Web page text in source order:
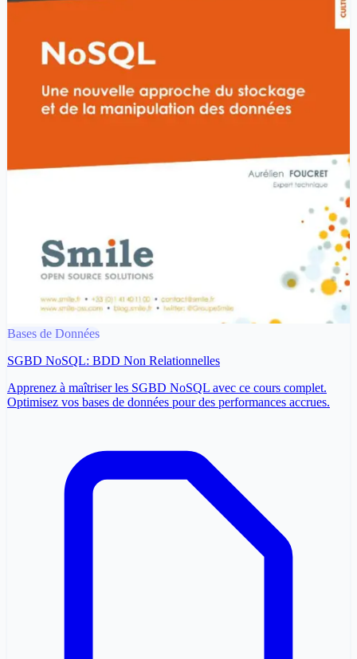
Bases de Données
SGBD NoSQL: BDD Non Relationnelles
Apprenez à maîtriser les SGBD NoSQL avec ce cours complet.
Optimisez vos bases de données pour des performances accrues.